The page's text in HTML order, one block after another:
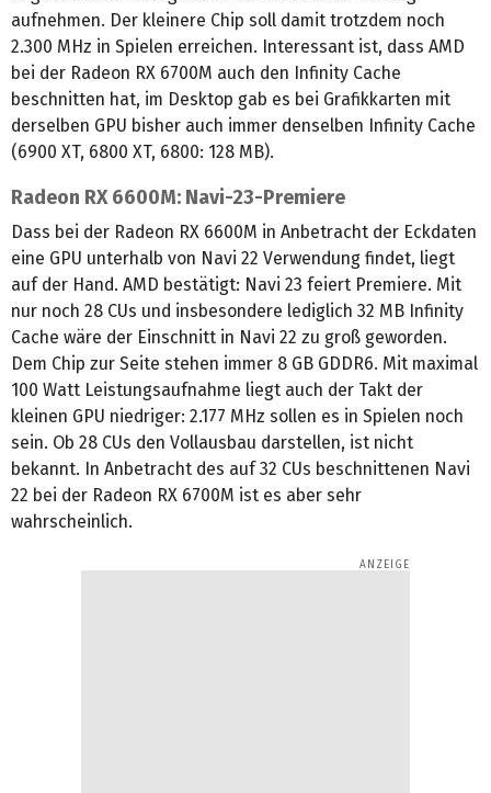
aufnehmen. Der kleinere Chip soll damit trotzdem noch
2.300 MHz in Spielen erreichen. Interessant ist, dass AMD
bei der Radeon RX 6700M auch den Infinity Cache
beschnitten hat, im Desktop gab es bei Grafikkarten mit
derselben GPU bisher auch immer denselben Infinity Cache
(6900 XT, 6800 XT, 6800: 128 MB).
Radeon RX 6600M: Navi-23-Premiere
Dass bei der Radeon RX 6600M in Anbetracht der Eckdaten
eine GPU unterhalb von Navi 22 Verwendung findet, liegt
auf der Hand. AMD bestätigt: Navi 23 feiert Premiere. Mit
nur noch 28 CUs und insbesondere lediglich 32 MB Infinity
Cache wäre der Einschnitt in Navi 22 zu groß geworden.
Dem Chip zur Seite stehen immer 8 GB GDDR6. Mit maximal
100 Watt Leistungsaufnahme liegt auch der Takt der
kleinen GPU niedriger: 2.177 MHz sollen es in Spielen noch
sein. Ob 28 CUs den Vollausbau darstellen, ist nicht
bekannt. In Anbetracht des auf 32 CUs beschnittenen Navi
22 bei der Radeon RX 6700M ist es aber sehr
wahrscheinlich.